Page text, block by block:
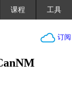
课程 工具
订阅